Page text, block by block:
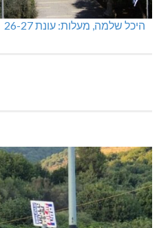
מכבי מעלות: 13 מדליות באליפות ישראל